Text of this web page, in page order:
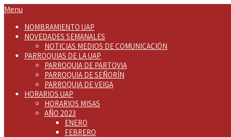
Menu
NOMBRAMIENTO UAP
NOVEDADES SEMANALES
NOTICIAS MEDIOS DE COMUNICACIÓN
PARROQUIAS DE LA UAP
PARROQUIA DE PARTOVIA
PARROQUIA DE SEÑORÍN
PARROQUIA DE VEIGA
HORARIOS UAP
HORARIOS MISAS
AÑO 2023
ENERO
FEBRERO